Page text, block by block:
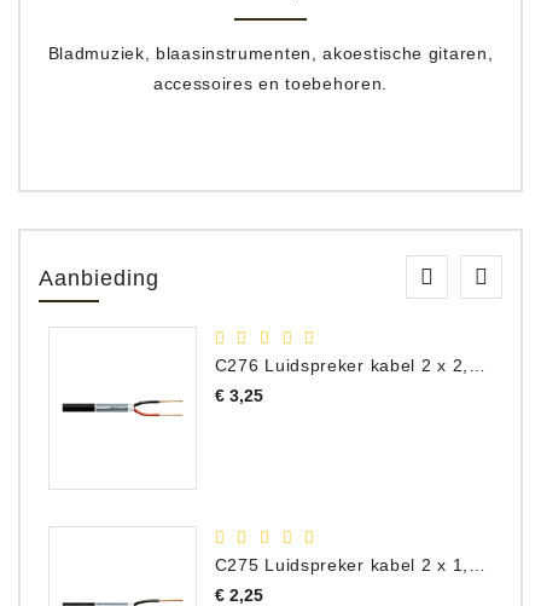
Bladmuziek, blaasinstrumenten, akoestische gitaren,
accessoires en toebehoren.
Aanbieding
€ 3,25Prijs
€ 2,25Prijs